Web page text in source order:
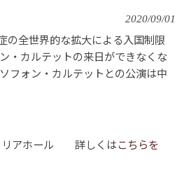
2020/09/01
の全世界的な拡大による入国制限
・カルテットの来日ができなくな
フォン・カルテットとの公演は中
アホール 詳しくはこちらを